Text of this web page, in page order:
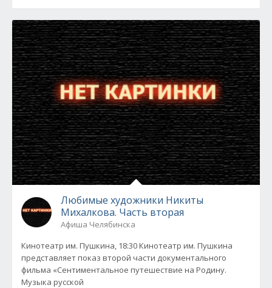
Любимые художники Никиты
Михалкова. Часть вторая
Афиша Челябинска
Кинотеатр им. Пушкина, 18:30 Кинотеатр им. Пушкина
представляет показ второй части документального
фильма «Сентиментальное путешествие на Родину.
Музыка русской